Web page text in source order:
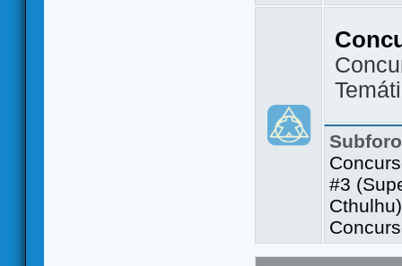
#3
Cthulhu)